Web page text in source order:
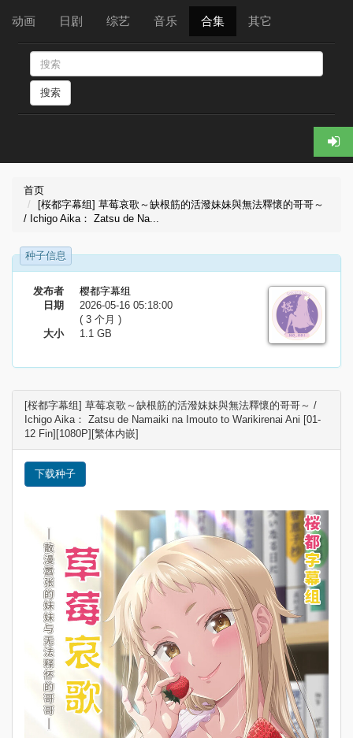
动画 日剧 综艺 音乐 合集 其它
搜索
首页
[桜都字幕组] 草莓哀歌～缺根筋的活潑妹妹與無法釋懷的哥哥～
/ Ichigo Aika： Zatsu de Na...
种子信息
发布者
樱都字幕组
日期
2026-05-16 05:18:00
( 3 个月 )
大小
1.1 GB
[桜都字幕组] 草莓哀歌～缺根筋的活潑妹妹與無法釋懷的哥哥～ /
Ichigo Aika： Zatsu de Namaiki na Imouto to Warikirenai Ani [01-
12 Fin][1080P][繁体内嵌]
下载种子